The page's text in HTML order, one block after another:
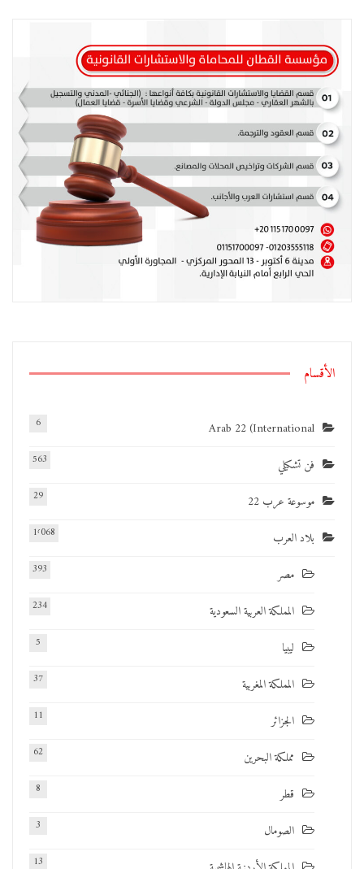
الأقسام
Arab 22 (International
6
فن تشكيلي 563
موسوعة عرب 22 29
بلاد العرب 1٬068
مصر 393
المملكة العربية السعودية 234
ليبيا 5
المملكة المغربية 37
الجزائر 11
مملكة البحرين 62
قطر 8
الصومال 3
13